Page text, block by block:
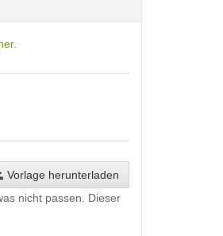
.
Vorlage herunterladen
nicht passen. Dieser